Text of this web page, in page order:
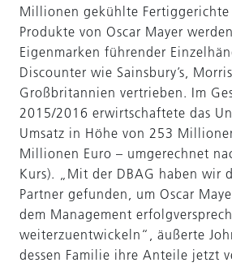
Millionen gekühlte Fertiggerichte
Produkte von Oscar Mayer
Eigenmarken führender
Discounter wie Sainsbury’s,
Großbritannien vertrieben. Im
2015/2016 erwirtschaftete das
Umsatz in Höhe von 253
Millionen Euro – umgerechnet
Kurs). „Mit der DBAG haben wir
Partner gefunden, um Oscar
dem Management
weiterzuentwickeln“, äußerte
dessen Familie ihre Anteile jetzt